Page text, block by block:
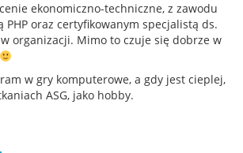
ekonomiczno-techniczne, z zawodu
oraz certyfikowanym specjalistą ds.
organizacji. Mimo to czuje się dobrze w
w gry komputerowe, a gdy jest cieplej,
ASG, jako hobby.